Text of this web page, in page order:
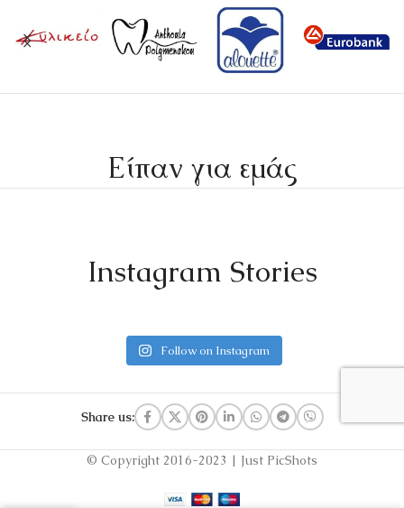
Είπαν για εμάς
Instagram Stories
Follow on Instagram
Share us:
© Copyright 2016-2023 | Just PicShots